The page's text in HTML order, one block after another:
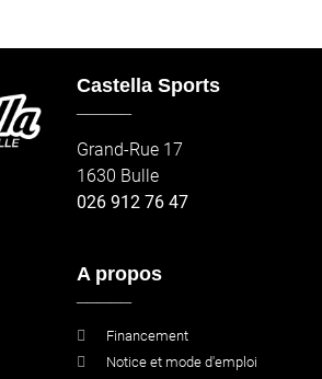
Castella Sports
Grand-Rue 17
1630 Bulle
026 912 76 47
A propos
Financement
Notice et mode d'emploi